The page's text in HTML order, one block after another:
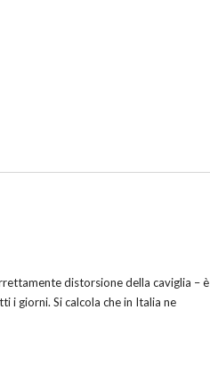
distorsione della caviglia – è
i giorni. Si calcola che in Italia ne